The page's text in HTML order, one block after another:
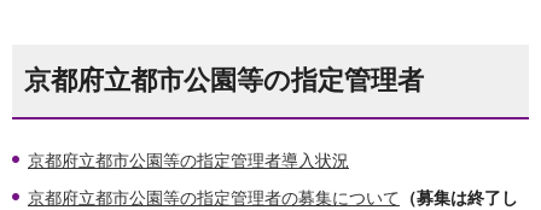
京都府立都市公園等の指定管理者
京都府立都市公園等の指定管理者導入状況
京都府立都市公園等の指定管理者の募集について （募集は終了し